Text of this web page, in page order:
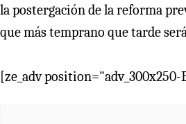
la postergación de la reforma
que más temprano que tarde
[ze_adv position="adv_300x250-